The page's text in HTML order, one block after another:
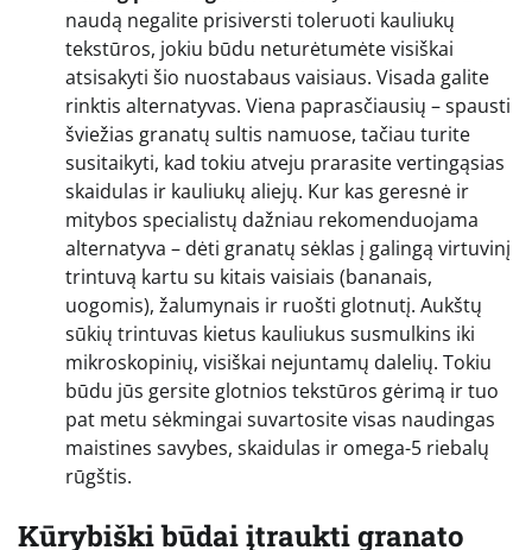
naudą negalite prisiversti toleruoti kauliukų
tekstūros, jokiu būdu neturėtumėte visiškai
atsisakyti šio nuostabaus vaisiaus. Visada galite
rinktis alternatyvas. Viena paprasčiausių – spausti
šviežias granatų sultis namuose, tačiau turite
susitaikyti, kad tokiu atveju prarasite vertingąsias
skaidulas ir kauliukų aliejų. Kur kas geresnė ir
mitybos specialistų dažniau rekomenduojama
alternatyva – dėti granatų sėklas į galingą virtuvinį
trintuvą kartu su kitais vaisiais (bananais,
uogomis), žalumynais ir ruošti glotnutį. Aukštų
sūkių trintuvas kietus kauliukus susmulkins iki
mikroskopinių, visiškai nejuntamų dalelių. Tokiu
būdu jūs gersite glotnios tekstūros gėrimą ir tuo
pat metu sėkmingai suvartosite visas naudingas
maistines savybes, skaidulas ir omega-5 riebalų
rūgštis.
Kūrybiški būdai įtraukti granato